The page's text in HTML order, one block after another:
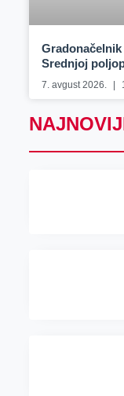
Srednjoj
7. avgust 2026.